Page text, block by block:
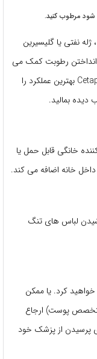
مرطوب کنید.
نفتی یا گلیسیرین
رطوبت کمک می
کند. مرطوب کننده های غلیظ مانند Eucerin و Cetaphil بهترین عملکرد را
دیده بمالید.
خانگی قابل حمل یا
خانه اضافه می کند.
لباس های تنگ
خواهید کرد. یا ممکن
پوست) ارجاع
پرسیدن از پزشک خود